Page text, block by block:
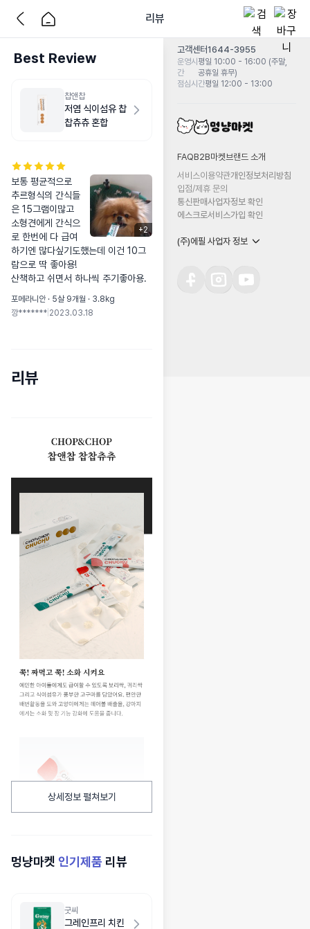
리뷰
Best Review
찹앤찹
저염 식이섬유 찹
찹츄츄 혼합
+2
보통 평균적으로
추르형식의 간식들
은 15그램이많고
소형견에게 간식으
로 한번에 다 급여
하기엔 많다싶기도했는데 이건 10그
람으로 딱 좋아용!
산책하고 쉬면서 하나씩 주기좋아용.
포메라니안 · 5살 9개월 · 3.8kg
깡******* 2023.03.18
리뷰
상세정보 펼쳐보기
멍냥마켓 인기제품 리뷰
굿씨
그레인프리 치킨
고객센터1644-3955
운영시
간
평일 10:00 - 16:00 (주말,
공휴일 휴무)
점심시간평일 12:00 - 13:00
FAQB2B마켓 브랜드 소개
서비스이용약관개인정보처리방침
입점/제휴 문의
통신판매사업자정보 확인
에스크로서비스가입 확인
(주)에필 사업자 정보